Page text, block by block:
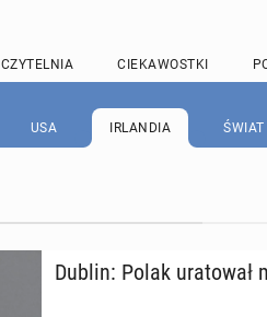
CZYTELNIA CIEKAWOSTKI
USA IRLANDIA ŚWIAT
Dublin: Polak ura­to­wał